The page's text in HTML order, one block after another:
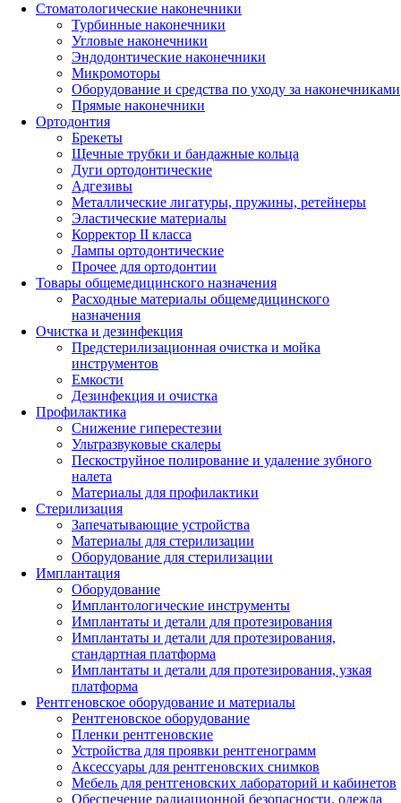
Стоматологические наконечники
Турбинные наконечники
Угловые наконечники
Эндодонтические наконечники
Микромоторы
Оборудование и средства по уходу за наконечниками
Прямые наконечники
Ортодонтия
Брекеты
Щечные трубки и бандажные кольца
Дуги ортодонтические
Адгезивы
Металлические лигатуры, пружины, ретейнеры
Эластические материалы
Корректор II класса
Лампы ортодонтические
Прочее для ортодонтии
Товары общемедицинского назначения
Расходные материалы общемедицинского
назначения
Очистка и дезинфекция
Предстерилизационная очистка и мойка
инструментов
Емкости
Дезинфекция и очистка
Профилактика
Снижение гиперестезии
Ультразвуковые скалеры
Пескоструйное полирование и удаление зубного
налета
Материалы для профилактики
Стерилизация
Запечатывающие устройства
Материалы для стерилизации
Оборудование для стерилизации
Имплантация
Оборудование
Имплантологические инструменты
Имплантаты и детали для протезирования
Имплантаты и детали для протезирования,
стандартная платформа
Имплантаты и детали для протезирования, узкая
платформа
Рентгеновское оборудование и материалы
Рентгеновское оборудование
Пленки рентгеновские
Устройства для проявки рентгенограмм
Аксессуары для рентгеновских снимков
Мебель для рентгеновских лабораторий и кабинетов
Обеспечение радиационной безопасности, одежда